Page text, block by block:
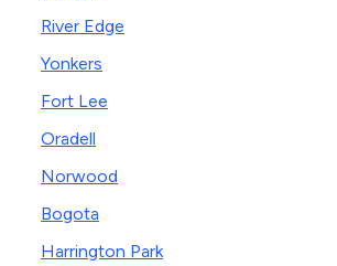
River Edge
Yonkers
Fort Lee
Oradell
Norwood
Bogota
Harrington Park